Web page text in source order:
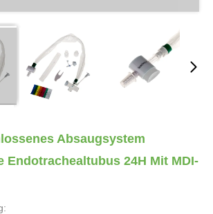
Absaugsystem
Endotrachealtubus 24H Mit MDI-